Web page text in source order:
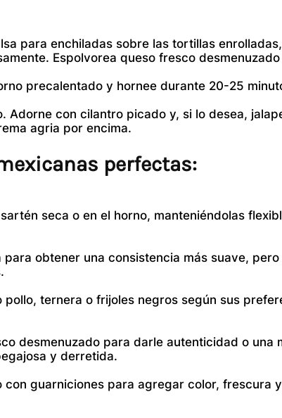
para enchiladas sobre las tortillas enrolladas,
Espolvorea queso fresco desmenuzado
precalentado y hornee durante 20-25
Adorne con cilantro picado y, si lo desea,
agria por encima.
perfectas:
seca o en el horno, manteniéndolas
para obtener una consistencia más suave, pero
pollo, ternera o frijoles negros según sus
desmenuzado para darle autenticidad o una
y derretida.
con guarniciones para agregar color, frescura